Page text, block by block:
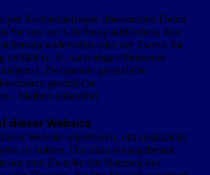
per Kontaktanfragen übersandten Daten
Sie uns zur Löschung auffordern, Ihre
widerrufen oder der Zweck für
entfällt (z. B. nach abgeschlossener
Zwingende gesetzliche
gesetzliche
– bleiben unberührt.
dieser Website
Website registrieren, um zusätzliche
zu nutzen. Die dazu eingegebenen
nur zum Zwecke der Nutzung des